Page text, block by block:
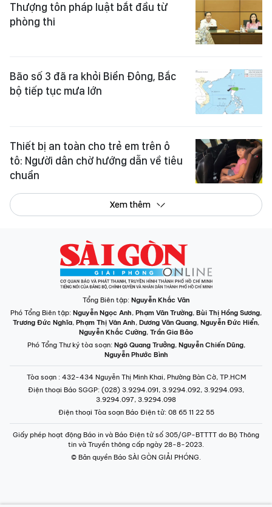
Thượng tôn pháp luật bắt đầu từ
phòng thi
Bão số 3 đã ra khỏi Biển Đông, Bắc
bộ tiếp tục mưa lớn
Thiết bị an toàn cho trẻ em trên ô
tô: Người dân chờ hướng dẫn về tiêu
chuẩn
Xem thêm
Tổng Biên tập: Nguyễn Khắc Văn
Phó Tổng Biên tập: Nguyễn Ngọc Anh, Phạm Văn Trường, Bùi Thị Hồng Sương,
Trương Đức Nghĩa, Phạm Thị Vân Anh, Dương Văn Quang, Nguyễn Đức Hiển,
Nguyễn Khắc Cường, Trần Gia Bảo
Phó Tổng Thư ký tòa soạn: Ngô Quang Trưởng, Nguyễn Chiến Dũng,
Nguyễn Phước Bình
Tòa soạn : 432-434 Nguyễn Thị Minh Khai, Phường Bàn Cờ, TP.HCM
Điện thoại Báo SGGP: (028) 3.9294.091, 3.9294.092, 3.9294.093,
3.9294.097, 3.9294.098
Điện thoại Tòa soạn Báo Điện tử: 08 65 11 22 55
Giấy phép hoạt động Báo in và Báo Điện tử số 305/GP-BTTTT do Bộ Thông
tin và Truyền thông cấp ngày 28-8-2023.
© Bản quyền Báo SÀI GÒN GIẢI PHÓNG.